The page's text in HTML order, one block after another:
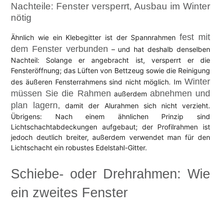
Nachteile: Fenster versperrt, Ausbau im Winter
nötig
Ähnlich wie ein Klebegitter ist der Spannrahmen fest mit
dem Fenster verbunden – und hat deshalb denselben
Nachteil: Solange er angebracht ist, versperrt er die
Fensteröffnung; das Lüften von Bettzeug sowie die Reinigung
des äußeren Fensterrahmens sind nicht möglich. Im Winter
müssen Sie die Rahmen außerdem abnehmen und
plan lagern, damit der Alurahmen sich nicht verzieht.
Übrigens: Nach einem ähnlichen Prinzip sind
Lichtschachtabdeckungen aufgebaut; der Profilrahmen ist
jedoch deutlich breiter, außerdem verwendet man für den
Lichtschacht ein robustes Edelstahl-Gitter.
Schiebe- oder Drehrahmen: Wie
ein zweites Fenster